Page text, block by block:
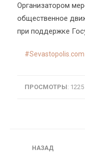
Организатором
общественное
при поддержке
ПРОСМОТРЫ: 1225
Навигация
НАЗАД